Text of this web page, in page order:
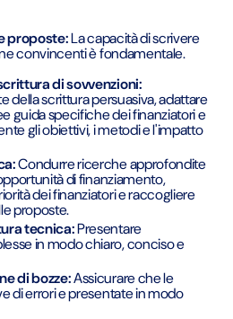
proposte:La capacità di scrivere
convincenti è fondamentale.
di sovvenzioni:
della scrittura persuasiva, adattare
guida specifiche dei finanziatori e
gli obiettivi, i metodi e l'impatto
Condurre ricerche approfondite
di finanziamento,
dei finanziatori e raccogliere
proposte.
tecnica:Presentare
in modo chiaro, conciso e
di bozze:Assicurare che le
di errori e presentate in modo